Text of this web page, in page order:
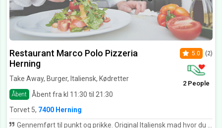
Restaurant Marco Polo Pizzeria
Herning
Take Away, Burger, Italiensk, Kødretter
Åbent Åbent fra kl 11:30 til 21:30
5.0 (2)
2 People
Torvet 5, 7400 Herning
Gennemført til punkt og prikke. Original Italiensk mad hvor du får det hele med. Stemningen, charme og lækker mad.